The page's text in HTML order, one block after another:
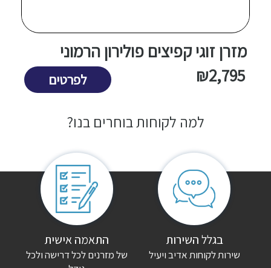
*
שמור בדפדפן זה את השם, האימייל והאתר שלי לפעם הבאה שאגיב.
מזרן זוגי קפיצים פולירון הרמוני
2,795
₪ לפרטים
למה לקוחות בוחרים בנו?
בגלל השירות
שירות לקוחות אדיב ויעיל
התאמה אישית
של מזרנים לכל דרישה ולכל